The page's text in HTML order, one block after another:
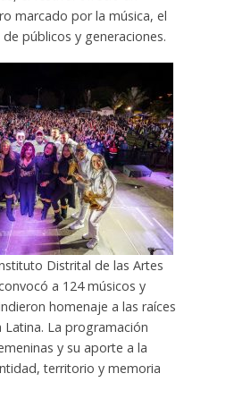
marcado por la música, el
públicos y generaciones.
Distrital de las Artes
a 124 músicos y
homenaje a las raíces
Latina. La programación
y su aporte a la
territorio y memoria